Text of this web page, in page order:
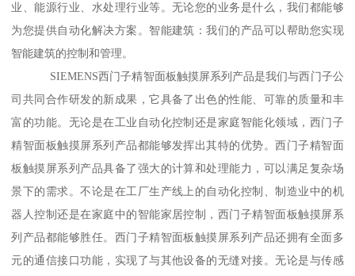
业、能源行业、水处理行业等。无论您的业务是什么，我们都能够
为您提供自动化解决方案。智能建筑：我们的产品可以帮助您实现
智能建筑的控制和管理。
SIEMENS西门子精智面板触摸屏系列产品是我们与西门子公
司共同合作研发的新成果，它具备了出色的性能、可靠的质量和丰
富的功能。无论是在工业自动化控制还是家庭智能化领域，西门子
精智面板触摸屏系列产品都能够发挥出其特的优势。西门子精智面
板触摸屏系列产品具备了强大的计算和处理能力，可以满足复杂场
景下的需求。不论是在工厂生产线上的自动化控制、制造业中的机
器人控制还是在家庭中的智能家居控制，西门子精智面板触摸屏系
列产品都能够胜任。西门子精智面板触摸屏系列产品还拥有全面多
元的通信接口功能，实现了与其他设备的无缝对接。无论是与传感